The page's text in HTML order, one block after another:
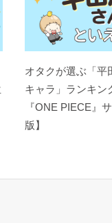
オタクが選ぶ「平
キャラ」ランキン
『ONE PIECE』
版】